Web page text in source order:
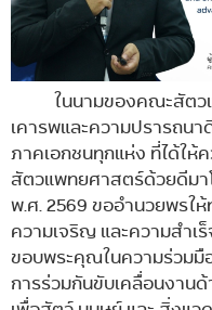
ในนามของคณะสัต
เคารพและความปรารถน
ภาคเอกชนทุกแห่ง ที่ได้ใ
สัตวแพทยศาสตร์ด้วยดีมา
พ.ศ. 2569 ขออำนวยพรใ
ความเจริญ และความสำเ
ขอบพระคุณในความร่วมมื
การร่วมกันขับเคลื่อนงาน